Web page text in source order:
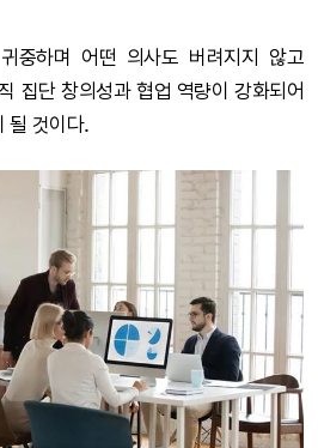
중하며 어떤 의사도 버려지지 않고
집단 창의성과 협업 역량이 강화되어
될 것이다.